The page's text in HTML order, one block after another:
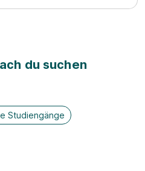
du suchen
Studiengänge